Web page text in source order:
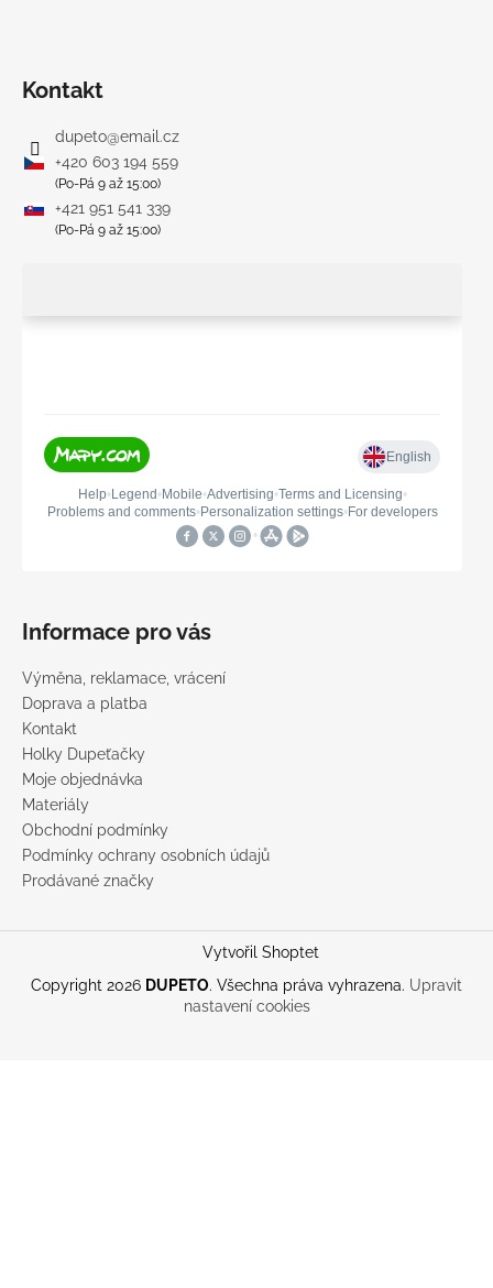
Kontakt
dupeto@email.cz
+420 603 194 559
(Po-Pá 9 až 15:00)
+421 951 541 339
(Po-Pá 9 až 15:00)
Informace pro vás
Výměna, reklamace, vrácení
Doprava a platba
Kontakt
Holky Dupeťačky
Moje objednávka
Materiály
Obchodní podmínky
Podmínky ochrany osobních údajů
Prodávané značky
Vytvořil Shoptet
Copyright 2026 DUPETO. Všechna práva vyhrazena. Upravit
nastavení cookies